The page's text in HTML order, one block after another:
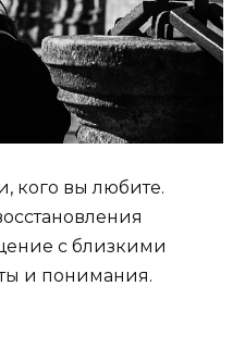
кого вы любите.
с близкими
и понимания.